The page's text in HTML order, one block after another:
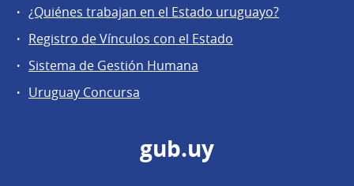
¿Quiénes trabajan en el Estado uruguayo?
Registro de Vínculos con el Estado
Sistema de Gestión Humana
Uruguay Concursa
gub.uy